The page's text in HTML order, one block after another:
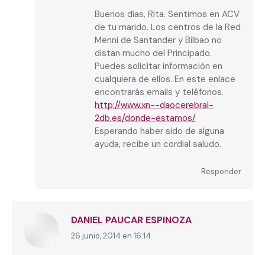
Buenos días, Rita. Sentimos en ACV
de tu marido. Los centros de la Red
Menni de Santander y Bilbao no
distan mucho del Principado.
Puedes solicitar información en
cualquiera de ellos. En este enlace
encontrarás emails y teléfonos.
http://www.xn--daocerebral-
2db.es/donde-estamos/
Esperando haber sido de alguna
ayuda, recibe un cordial saludo.
Responder
DANIEL PAUCAR ESPINOZA
dice:
26 junio, 2014 en 16:14